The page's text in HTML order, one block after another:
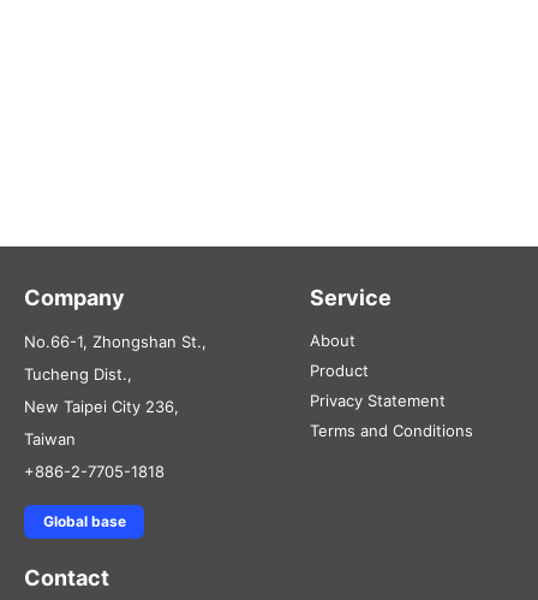
Company
No.66-1, Zhongshan St.,
Tucheng Dist.,
New Taipei City 236,
Taiwan
+886-2-7705-1818
Global base
Service
About
Product
Privacy Statement
Terms and Conditions
Contact